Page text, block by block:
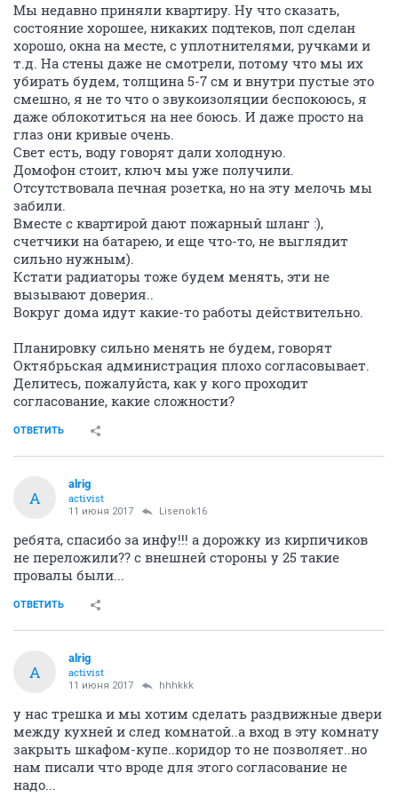
Мы недавно приняли квартиру. Ну что сказать,
состояние хорошее, никаких подтеков, пол сделан
хорошо, окна на месте, с уплотнителями, ручками и
т.д. На стены даже не смотрели, потому что мы их
убирать будем, толщина 5-7 см и внутри пустые это
смешно, я не то что о звукоизоляции беспокоюсь, я
даже облокотиться на нее боюсь. И даже просто на
глаз они кривые очень.
Свет есть, воду говорят дали холодную.
Домофон стоит, ключ мы уже получили.
Отсутствовала печная розетка, но на эту мелочь мы
забили.
Вместе с квартирой дают пожарный шланг :),
счетчики на батарею, и еще что-то, не выглядит
сильно нужным).
Кстати радиаторы тоже будем менять, эти не
вызывают доверия..
Вокруг дома идут какие-то работы действительно.
Планировку сильно менять не будем, говорят
Октябрьская администрация плохо согласовывает.
Делитесь, пожалуйста, как у кого проходит
согласование, какие сложности?
ОТВЕТИТЬ
A
alrig
activist
11 июня 2017 Lisenok16
ребята, спасибо за инфу!!! а дорожку из кирпичиков
не переложили?? с внешней стороны у 25 такие
провалы были...
ОТВЕТИТЬ
A
alrig
activist
11 июня 2017 hhhkkk
у нас трешка и мы хотим сделать раздвижные двери
между кухней и след комнатой..а вход в эту комнату
закрыть шкафом-купе..коридор то не позволяет..но
нам писали что вроде для этого согласование не
надо...